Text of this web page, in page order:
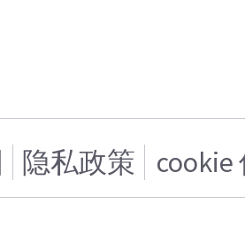
隐私政策 cookie